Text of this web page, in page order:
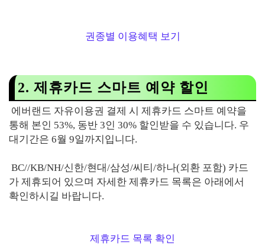
권종별 이용혜택 보기
2. 제휴카드 스마트 예약 할인
에버랜드 자유이용권 결제 시 제휴카드 스마트 예약을
통해 본인 53%, 동반 3인 30% 할인받을 수 있습니다. 우
대기간은 6월 9일까지입니다.
BC//KB/NH/신한/현대/삼성/씨티/하나(외환 포함) 카드
가 제휴되어 있으며 자세한 제휴카드 목록은 아래에서
확인하시길 바랍니다.
제휴카드 목록 확인